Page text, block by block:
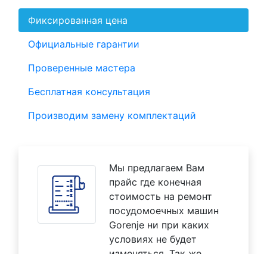
Фиксированная цена
Официальные гарантии
Проверенные мастера
Бесплатная консультация
Производим замену комплектаций
Мы предлагаем Вам
прайс где конечная
стоимость на ремонт
посудомоечных машин
Gorenje ни при каких
условиях не будет